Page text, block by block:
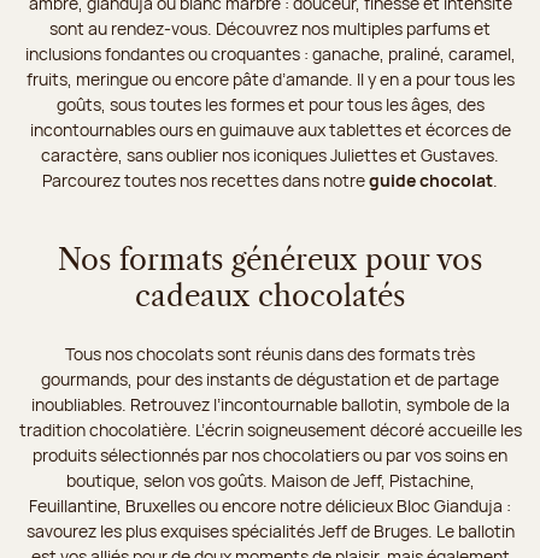
sont au rendez-vous. Découvrez nos multiples parfums et
inclusions fondantes ou croquantes : ganache, praliné, caramel,
fruits, meringue ou encore pâte d’amande. Il y en a pour tous les
goûts, sous toutes les formes et pour tous les âges, des
incontournables ours en guimauve aux tablettes et écorces de
caractère, sans oublier nos iconiques Juliettes et Gustaves.
Parcourez toutes nos recettes dans notreguide chocolat
Nos formats généreux pour vos
cadeaux chocolatés
Tous nos chocolats sont réunis dans des formats très
gourmands, pour des instants de dégustation et de partage
inoubliables. Retrouvez l’incontournable ballotin, symbole de la
tradition chocolatière. L’écrin soigneusement décoré accueille les
produits sélectionnés par nos chocolatiers ou par vos soins en
boutique, selon vos goûts. Maison de Jeff, Pistachine,
Feuillantine, Bruxelles ou encore notre délicieux Bloc Gianduja :
savourez les plus exquises spécialités Jeff de Bruges. Le ballotin